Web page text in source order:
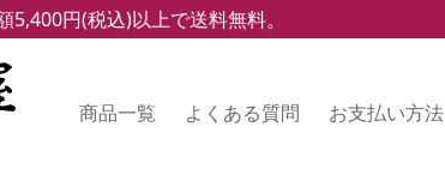
円(税込)以上で送料無料。
商品一覧 よくある質問 お支払い方法